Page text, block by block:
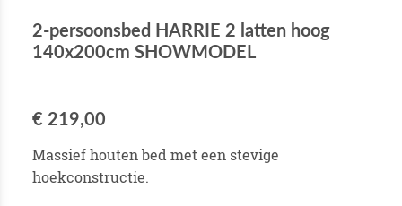
2-persoonsbed HARRIE 2 latten hoog
140x200cm SHOWMODEL
€ 219,00
Massief houten bed met een stevige
hoekconstructie.